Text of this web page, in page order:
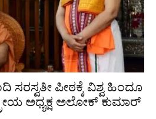
ಸರಸ್ವತೀ ಪೀಠಕ್ಕೆ ವಿಶ್ವ ಹಿಂದೂ
ಅಧ್ಯಕ್ಷ ಅಲೋಕ್ ಕುಮಾರ್